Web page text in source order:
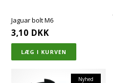
Jaguar bolt M6
3,10 DKK
Nyhed